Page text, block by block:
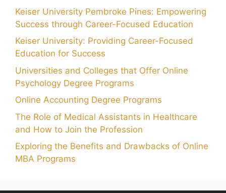
Keiser University Pembroke Pines: Empowering
Success through Career-Focused Education
Keiser University: Providing Career-Focused
Education for Success
Universities and Colleges that Offer Online
Psychology Degree Programs
Online Accounting Degree Programs
The Role of Medical Assistants in Healthcare
and How to Join the Profession
Exploring the Benefits and Drawbacks of Online
MBA Programs